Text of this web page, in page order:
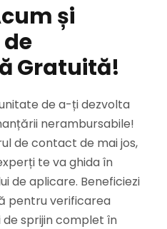
și
Gratuită!
de a-ți dezvolta
nerambursabile!
de contact de mai jos,
te va ghida în
de aplicare. Beneficiezi
pentru verificarea
sprijin complet în